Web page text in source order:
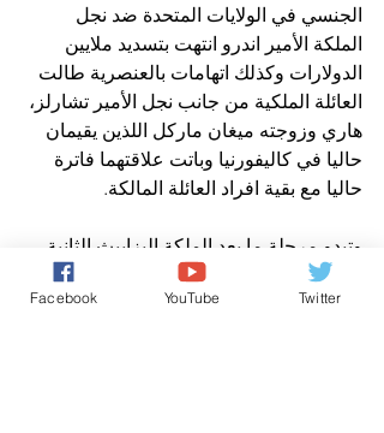
الجنسي في الولايات المتحدة ضد نجل
الملكة الأمير اندرو انتهت بتسديد ملايين
الدولارات وكذلك اتهامات بالعنصرية طالت
العائلة الملكية من جانب نجل الأمير تشارلز،
هاري وزوجته ميغان ماركل اللذين يقيمان
حاليا في كاليفورنيا وباتت علاقتهما فاترة
حاليا مع بقية افراد العائلة المالكة.
وتبدو مرحلة ما بعد الملكة اليزابيث الثانية
معقدة لا سيما وأن شعبية الأمير تشارلز
ضعيفة، إذ يفضل البريطانيون أن تولى الأمير
Facebook YouTube Twitter